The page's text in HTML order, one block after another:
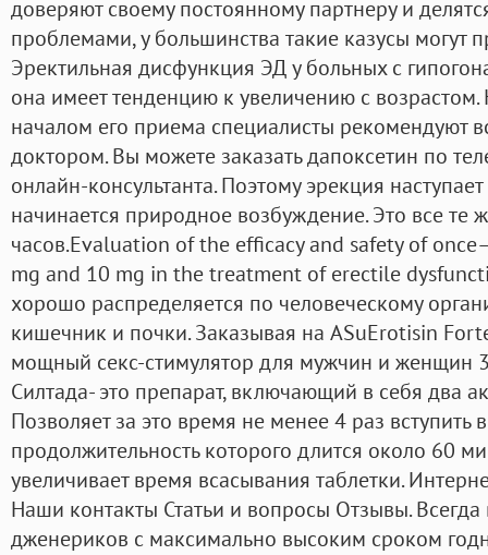
доверяют своему постоянному партнеру и
проблемами, у большинства такие казусы могут
Эректильная дисфункция ЭД у больных с
она имеет тенденцию к увеличению с
началом его приема специалисты рекомендуют
доктором. Вы можете заказать дапоксетин по
онлайн-консультанта. Поэтому эрекция
начинается природное возбуждение. Это все те
часов.Evaluation of the efficacy and safety of
mg and 10 mg in the treatment of erectile
хорошо распределяется по человеческому
кишечник и почки. Заказывая на ASuErotisin
мощный секс-стимулятор для мужчин и женщин
Силтада- это препарат, включающий в себя два
Позволяет за это время не менее 4 раз вступить
продолжительность которого длится около 60
увеличивает время всасывания таблетки.
Наши контакты Статьи и вопросы Отзывы.
дженериков с максимально высоким сроком